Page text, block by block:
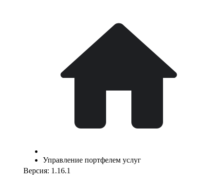
Управление портфелем услуг
Версия: 1.16.1